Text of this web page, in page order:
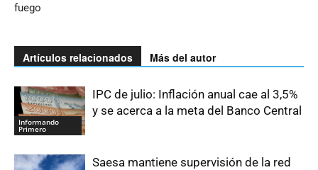
fuego
Artículos relacionados Más del autor
Informando
Primero
IPC de julio: Inflación anual cae al 3,5%
y se acerca a la meta del Banco Central
Saesa mantiene supervisión de la red